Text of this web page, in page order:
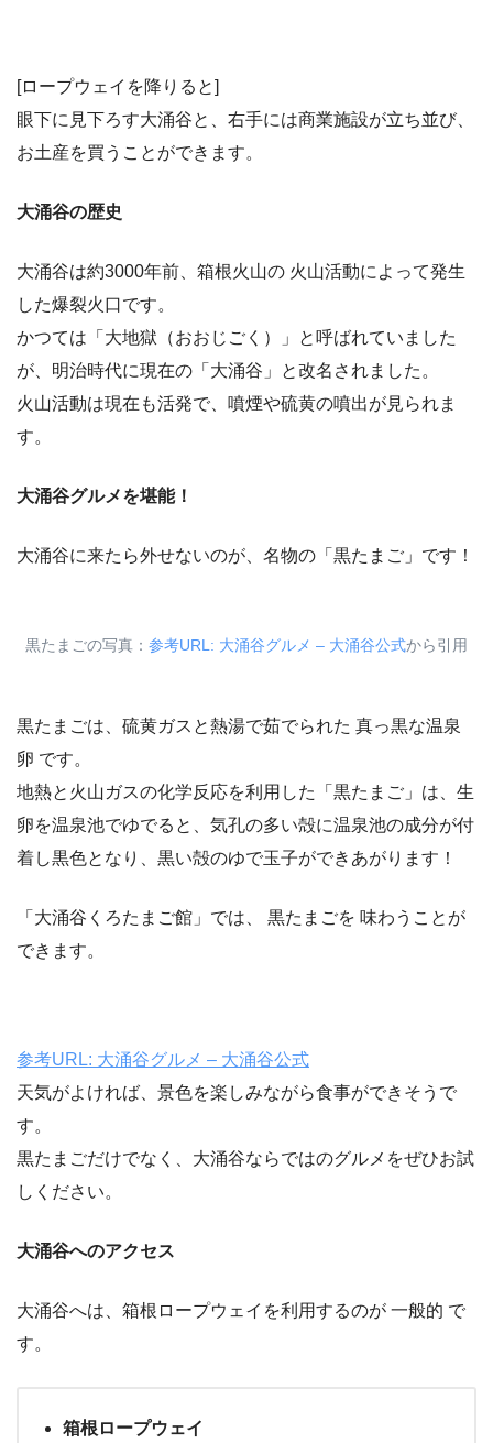
[ロープウェイを降りると]
眼下に見下ろす大涌谷と、右手には商業施設が立ち並び、
お土産を買うことができます。
大涌谷の歴史
大涌谷は約3000年前、箱根火山の 火山活動によって発生
した爆裂火口です。
かつては「大地獄（おおじごく）」と呼ばれていました
が、明治時代に現在の「大涌谷」と改名されました。
火山活動は現在も活発で、噴煙や硫黄の噴出が見られま
す。
大涌谷グルメを堪能！
大涌谷に来たら外せないのが、名物の「黒たまご」です！
黒たまごの写真： 参考URL: 大涌谷グルメ – 大涌谷公式から引用
黒たまごは、硫黄ガスと熱湯で茹でられた 真っ黒な温泉
卵 です。
地熱と火山ガスの化学反応を利用した「黒たまご」は、生
卵を温泉池でゆでると、気孔の多い殻に温泉池の成分が付
着し黒色となり、黒い殻のゆで玉子ができあがります！
「大涌谷くろたまご館」では、 黒たまごを 味わうことが
できます。
参考URL: 大涌谷グルメ – 大涌谷公式
天気がよければ、景色を楽しみながら食事ができそうで
す。
黒たまごだけでなく、大涌谷ならではのグルメをぜひお試
しください。
大涌谷へのアクセス
大涌谷へは、箱根ロープウェイを利用するのが 一般的 で
す。
箱根ロープウェイ